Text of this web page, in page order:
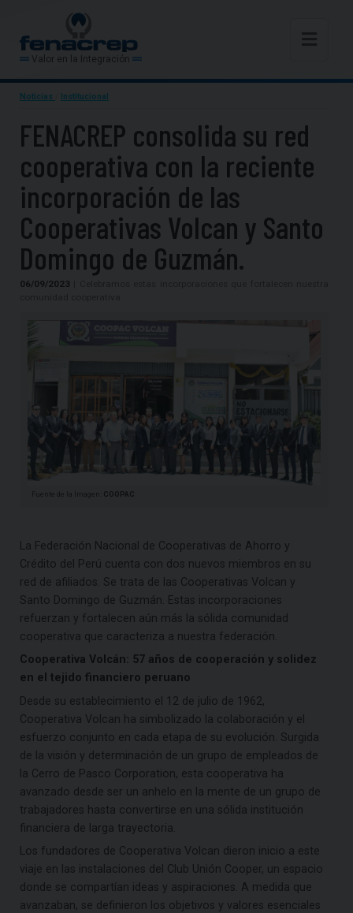
Valor en la Integración
Noticias Institucional
FENACREP consolida su red
cooperativa con la reciente
incorporación de las
Cooperativas Volcan y Santo
Domingo de Guzmán.
06/09/2023
Fuente de la Imagen: COOPAC
La Federación Nacional de Cooperativas de Ahorro y
Crédito del Perú cuenta con dos nuevos miembros en su
red de afiliados. Se trata de las Cooperativas Volcan y
Santo Domingo de Guzmán. Estas incorporaciones
refuerzan y fortalecen aún más la sólida comunidad
cooperativa que caracteriza a nuestra federación.
Cooperativa Volcán: 57 años de cooperación y solidez
en el tejido financiero peruano
Desde su establecimiento el 12 de julio de 1962,
Cooperativa Volcan ha simbolizado la colaboración y el
esfuerzo conjunto en cada etapa de su evolución. Surgida
de la visión y determinación de un grupo de empleados de
la Cerro de Pasco Corporation, esta cooperativa ha
avanzado desde ser un anhelo en la mente de un grupo de
trabajadores hasta convertirse en una sólida institución
financiera de larga trayectoria.
Los fundadores de Cooperativa Volcan dieron inicio a este
viaje en las instalaciones del Club Unión Cooper, un espacio
donde se compartían ideas y aspiraciones. A medida que
avanzaban, se definieron los objetivos y valores esenciales